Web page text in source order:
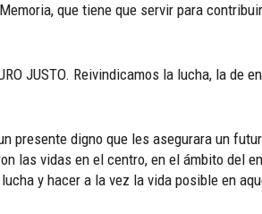
que tiene que servir para
JUSTO. Reivindicamos la lucha, la
presente digno que les asegurara un
las vidas en el centro, en el ámbito del
y hacer a la vez la vida posible en